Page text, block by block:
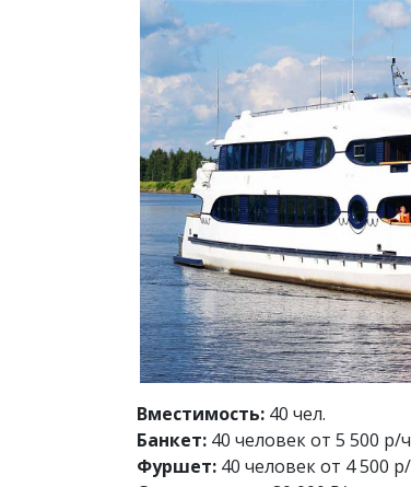
Вместимость: 40 чел.
Банкет: 40 человек от 5 500 р/
Фуршет: 40 человек от 4 500